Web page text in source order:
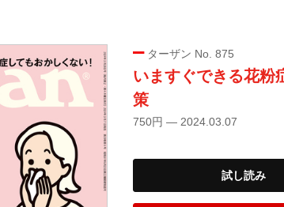
ターザン No. 875
いますぐできる花粉
策
750円 — 2024.03.07
試し読み